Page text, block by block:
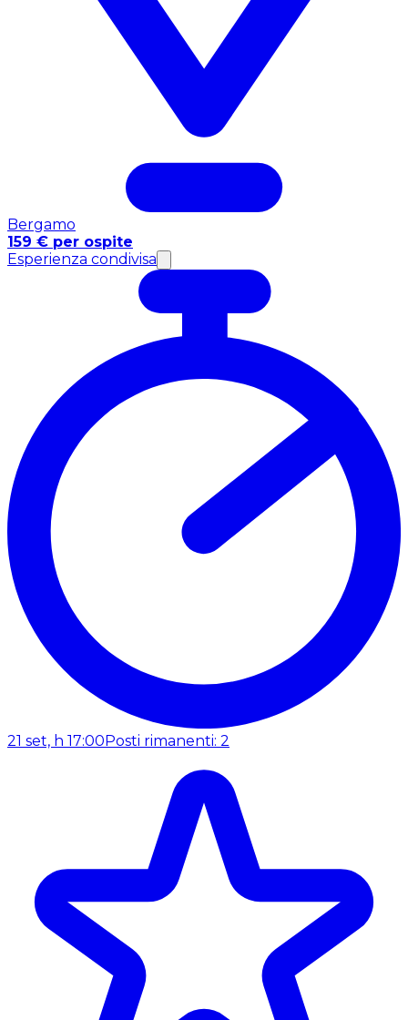
Bergamo
159 € per ospite
Esperienza condivisa
21 set, h 17:00 Posti rimanenti: 2